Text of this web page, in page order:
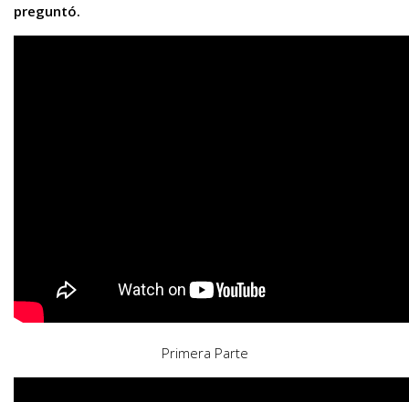
preguntó.
Primera Parte